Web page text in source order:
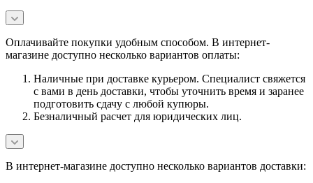
Оплачивайте покупки удобным способом. В интернет-
магазине доступно несколько вариантов оплаты:
Наличные при доставке курьером. Специалист свяжется
с вами в день доставки, чтобы уточнить время и заранее
подготовить сдачу с любой купюры.
Безналичный расчет для юридических лиц.
В интернет-магазине доступно несколько вариантов доставки: